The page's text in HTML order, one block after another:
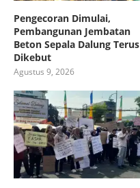
Pengecoran Dimulai,
Pembangunan Jembatan
Beton Sepala Dalung Terus
Dikebut
Agustus 9, 2026